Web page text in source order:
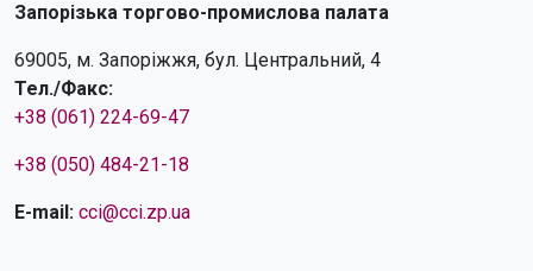
Запорізька торгово-промислова палата
69005, м. Запоріжжя, бул. Центральний, 4
Тел./Факс:
+38 (061) 224-69-47
+38 (050) 484-21-18
E-mail: cci@cci.zp.ua